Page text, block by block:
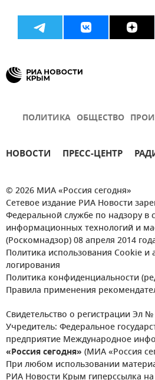
ПОЛИТИКА ОБЩЕСТВО
НОВОСТИ ПРЕСС-ЦЕНТР
© 2026 МИА «Россия сегодня»
Сетевое издание РИА Новости
Федеральной службе по надзору в
информационных технологий и
(Роскомнадзор) 08 апреля 2014
Политика использования Cookie и
логирования
Политика конфиденциальности
Правила применения
Свидетельство о регистрации Эл
Учредитель: Федеральное
предприятие Международное
«Россия сегодня» (МИА «Россия
При любом использовании